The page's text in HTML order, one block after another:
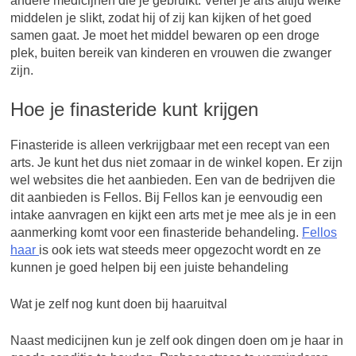
middelen je slikt, zodat hij of zij kan kijken of het goed
samen gaat. Je moet het middel bewaren op een droge
plek, buiten bereik van kinderen en vrouwen die zwanger
zijn.
Hoe je finasteride kunt krijgen
Finasteride is alleen verkrijgbaar met een recept van een
arts. Je kunt het dus niet zomaar in de winkel kopen. Er zijn
wel websites die het aanbieden. Een van de bedrijven die
dit aanbieden is Fellos. Bij Fellos kan je eenvoudig een
intake aanvragen en kijkt een arts met je mee als je in een
aanmerking komt voor een finasteride behandeling. Fellos
haar is ook iets wat steeds meer opgezocht wordt en ze
kunnen je goed helpen bij een juiste behandeling
Wat je zelf nog kunt doen bij haaruitval
Naast medicijnen kun je zelf ook dingen doen om je haar in